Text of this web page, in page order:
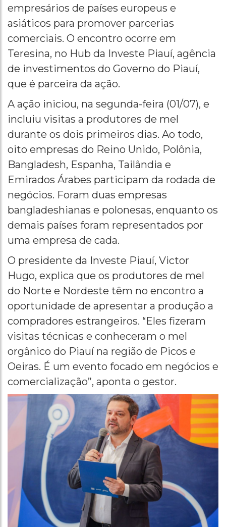
empresários de países europeus e
asiáticos para promover parcerias
comerciais. O encontro ocorre em
Teresina, no Hub da Investe Piauí, agência
de investimentos do Governo do Piauí,
que é parceira da ação.
A ação iniciou, na segunda-feira (01/07), e
incluiu visitas a produtores de mel
durante os dois primeiros dias. Ao todo,
oito empresas do Reino Unido, Polônia,
Bangladesh, Espanha, Tailândia e
Emirados Árabes participam da rodada de
negócios. Foram duas empresas
bangladeshianas e polonesas, enquanto os
demais países foram representados por
uma empresa de cada.
O presidente da Investe Piauí, Victor
Hugo, explica que os produtores de mel
do Norte e Nordeste têm no encontro a
oportunidade de apresentar a produção a
compradores estrangeiros. “Eles fizeram
visitas técnicas e conheceram o mel
orgânico do Piauí na região de Picos e
Oeiras. É um evento focado em negócios e
comercialização”, aponta o gestor.